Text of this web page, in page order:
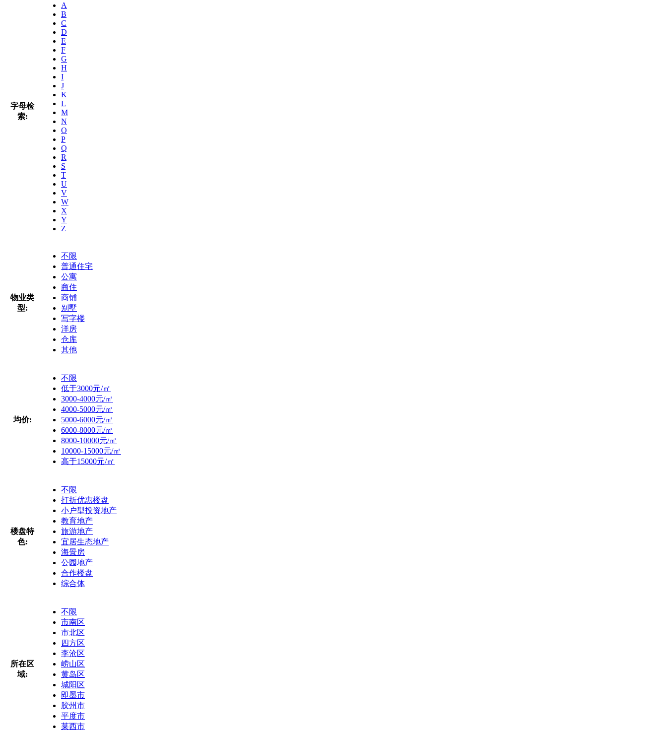
字母检
索:
A
B
C
D
E
F
G
H
I
J
K
L
M
N
O
P
Q
R
S
T
U
V
W
X
Y
Z
物业类
型:
不限
普通住宅
公寓
商住
商铺
别墅
写字楼
洋房
仓库
其他
均价:
不限
低于3000元/㎡
3000-4000元/㎡
4000-5000元/㎡
5000-6000元/㎡
6000-8000元/㎡
8000-10000元/㎡
10000-15000元/㎡
高于15000元/㎡
楼盘特
色:
不限
打折优惠楼盘
小户型投资地产
教育地产
旅游地产
宜居生态地产
海景房
公园地产
合作楼盘
综合体
所在区
域:
不限
市南区
市北区
四方区
李沧区
崂山区
黄岛区
城阳区
即墨市
胶州市
平度市
莱西市